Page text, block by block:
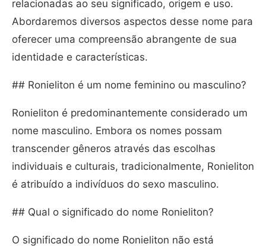
relacionadas ao seu significado, origem e uso.
Abordaremos diversos aspectos desse nome para
oferecer uma compreensão abrangente de sua
identidade e características.
## Ronieliton é um nome feminino ou masculino?
Ronieliton é predominantemente considerado um
nome masculino. Embora os nomes possam
transcender gêneros através das escolhas
individuais e culturais, tradicionalmente, Ronieliton
é atribuído a indivíduos do sexo masculino.
## Qual o significado do nome Ronieliton?
O significado do nome Ronieliton não está